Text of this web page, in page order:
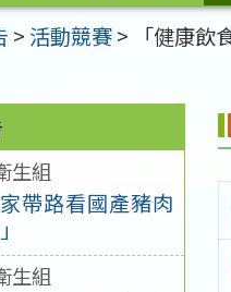
> 活動競賽> 「健康
生組
帶路看國產豬肉
生組